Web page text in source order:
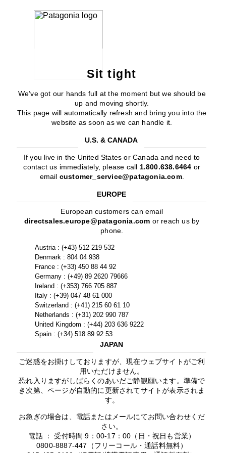
Sit tight
We’ve got our hands full at the moment but we should be
up and moving shortly.
This page will automatically refresh and bring you into the
website as soon as we can handle it.
U.S. & CANADA
If you live in the United States or Canada and need to
contact us immediately, please call 1.800.638.6464 or
email customer_service@patagonia.com.
EUROPE
European customers can email
directsales.europe@patagonia.com or reach us by
phone.
Austria : (+43) 512 219 532
Denmark : 804 04 938
France : (+33) 450 88 44 92
Germany : (+49) 89 2620 79666
Ireland : (+353) 766 705 887
Italy : (+39) 047 48 61 000
Switzerland : (+41) 215 60 61 10
Netherlands : (+31) 202 990 787
United Kingdom : (+44) 203 636 9222
Spain : (+34) 518 89 92 53
JAPAN
ご迷惑をお掛けしておりますが、現在ウェブサイトがご利
用いただけません。
恐れ入りますがしばらくのあいだご静観願います。準備で
き次第、ページが自動的に更新されてサイトが表示されま
す。
お急ぎの場合は、電話またはメールにてお問い合わせくだ
さい。
電話 ： 受付時間 9：00-17：00（日・祝日も営業）
0800-8887-447（フリーコール・通話料無料）